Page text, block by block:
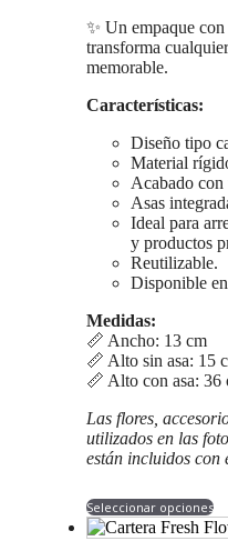
✨ Un empaque
transforma
memorable.
Características:
Diseño tipo
Material
Acabado con
Asas
Ideal para
y productos
Reutilizable.
Disponible
Medidas:
📏 Ancho: 13 cm
📏 Alto sin asa: 15
📏 Alto con asa: 36
Las flores,
utilizados en las
están incluidos con
Seleccionar opciones